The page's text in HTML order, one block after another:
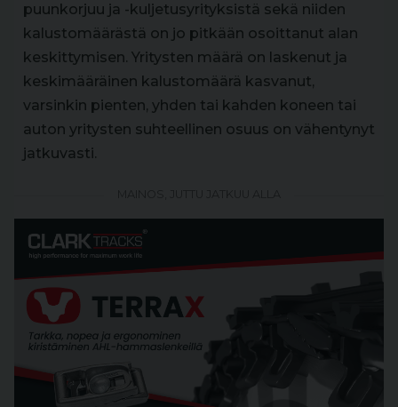
puunkorjuu ja -kuljetusyrityksistä sekä niiden
kalustomäärästä on jo pitkään osoittanut alan
keskittymisen. Yritysten määrä on laskenut ja
keskimääräinen kalustomäärä kasvanut,
varsinkin pienten, yhden tai kahden koneen tai
auton yritysten suhteellinen osuus on vähentynyt
jatkuvasti.